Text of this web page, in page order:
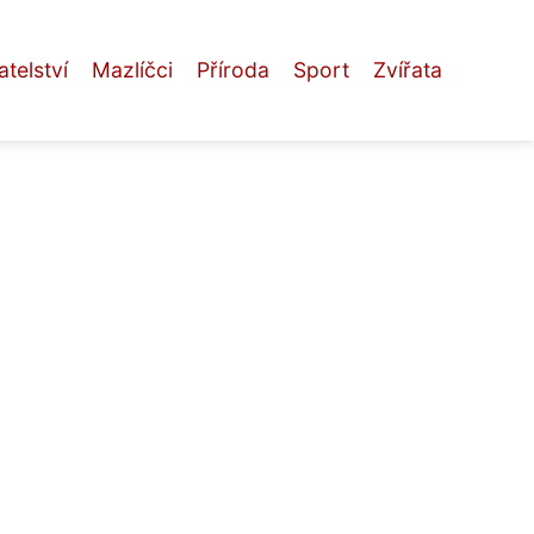
Mazlíčci Příroda Sport Zvířata